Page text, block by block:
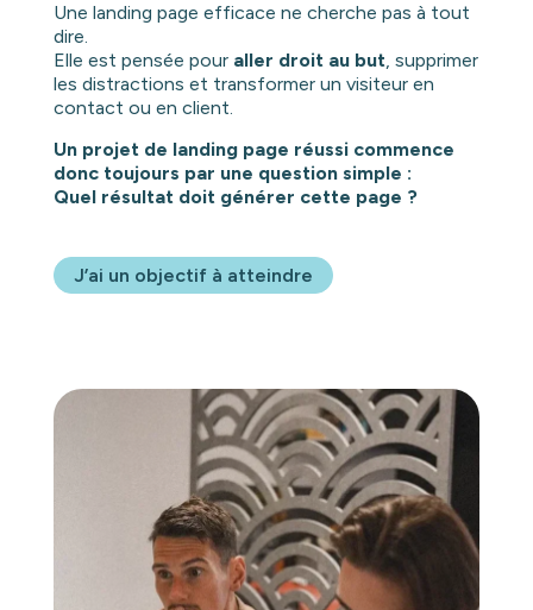
Une landing page efficace ne cherche pas à tout
dire.
Elle est pensée pour aller droit au but, supprimer
les distractions et transformer un visiteur en
contact ou en client.
Un projet de landing page réussi commence
donc toujours par une question simple :
Quel résultat doit générer cette page ?
J’ai un objectif à atteindre